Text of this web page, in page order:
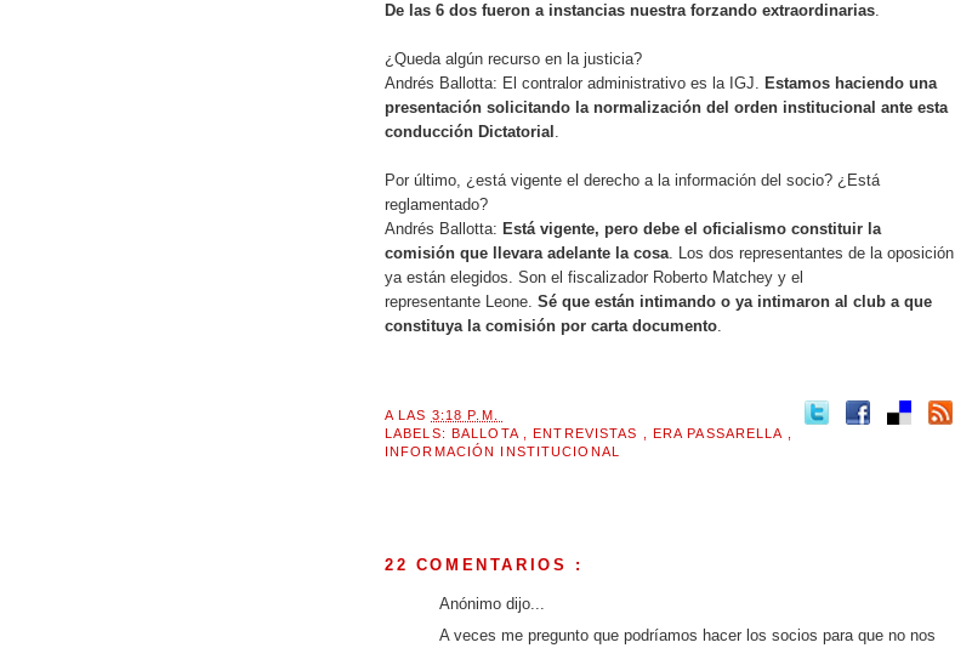
De las 6 dos fueron a instancias nuestra forzando extraordinarias.
¿Queda algún recurso en la justicia?
Andrés Ballotta: El contralor administrativo es la IGJ. Estamos haciendo una
presentación solicitando la normalización del orden institucional ante esta
conducción Dictatorial .
Por último, ¿está vigente el derecho a la información del socio? ¿Está
reglamentado?
Andrés Ballotta: Está vigente, pero debe el oficialismo constituir la
comisión que llevara adelante la cosa. Los dos representantes de la oposición
ya están elegidos. Son el fiscalizador Roberto Matchey y el
representante Leone. Sé que están intimando o ya intimaron al club a que
constituya la comisión por carta documento.
A LAS 3:18 P.M.
LABELS: BALLOTA ,ENTREVISTAS ERA PASSARELLA
INFORMACIÓN INSTITUCIONAL
22 COMENTARIOS :
Anónimo dijo...
A veces me pregunto que podríamos hacer los socios para que no nos